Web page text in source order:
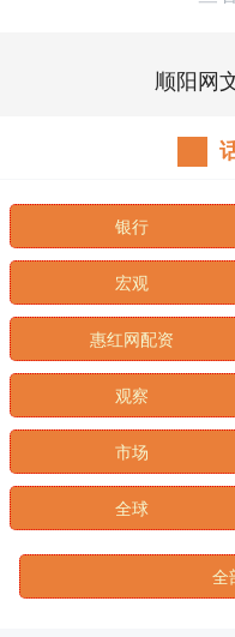
顺阳网
银行
宏观
惠红网配资
观察
市场
全球
全